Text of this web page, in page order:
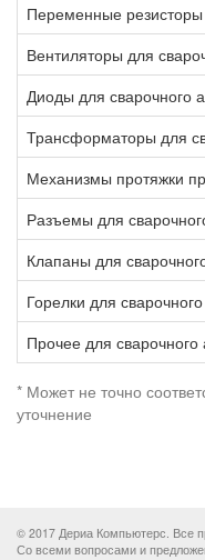
Переменные
Вентиляторы для
Диоды для сварочного
Трансформаторы для
Механизмы протяжки
Разъемы для
Клапаны для
Горелки для
Прочее для
* Может не точно
уточнение
© 2017 Дериа Компьютерс. Все
Со всеми вопросами и